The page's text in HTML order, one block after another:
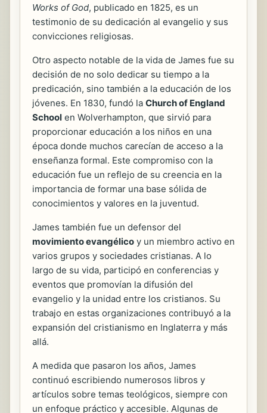
Works of God, publicado en 1825, es un
testimonio de su dedicación al evangelio y sus
convicciones religiosas.
Otro aspecto notable de la vida de James fue su
decisión de no solo dedicar su tiempo a la
predicación, sino también a la educación de los
jóvenes. En 1830, fundó la Church of England
School en Wolverhampton, que sirvió para
proporcionar educación a los niños en una
época donde muchos carecían de acceso a la
enseñanza formal. Este compromiso con la
educación fue un reflejo de su creencia en la
importancia de formar una base sólida de
conocimientos y valores en la juventud.
James también fue un defensor del
movimiento evangélico y un miembro activo en
varios grupos y sociedades cristianas. A lo
largo de su vida, participó en conferencias y
eventos que promovían la difusión del
evangelio y la unidad entre los cristianos. Su
trabajo en estas organizaciones contribuyó a la
expansión del cristianismo en Inglaterra y más
allá.
A medida que pasaron los años, James
continuó escribiendo numerosos libros y
artículos sobre temas teológicos, siempre con
un enfoque práctico y accesible. Algunas de